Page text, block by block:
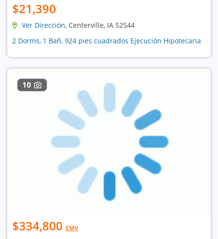
$21,390
Ver Dirección, Centerville, IA 52544
2 Dorms, 1 Bañ, 924 pies cuadrados Ejecución Hipotecaria
10
$334,800 EMV